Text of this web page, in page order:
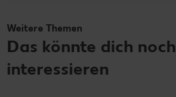
Weitere Themen
Das könnte dich noch
interessieren